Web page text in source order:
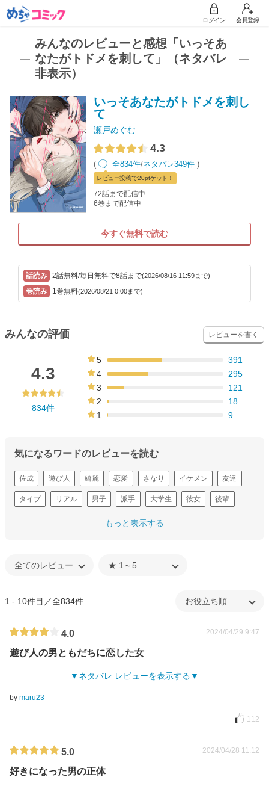
ログイン 会員登録
みんなのレビューと感想「いっそあ
なたがトドメを刺して」（ネタバレ
非表示）
いっそあなたがトドメを刺し
て
瀬戸めぐむ
4.3
( 全834件/ネタバレ349件 )
レビュー投稿で20ptゲット！
72話まで配信中
6巻まで配信中
今すぐ無料で読む
2話無料/毎日無料で8話まで(2026/08/16 11:59まで)
1巻無料(2026/08/21 0:00まで)
みんなの評価 レビューを書く
4.3
834件
5
391
4
295
3
121
2
18
1
9
気になるワードのレビューを読む
佐成 遊び人 綺麗 恋愛 さなり イケメン 友達
タイプ リアル 男子 派手 大学生 彼女 後輩
もっと表示する
1 - 10件目／全834件
4.0 2024/04/29 9:47
遊び人の男ともだちに恋した女
ネタバレ レビューを表示する
by maru23
112
5.0 2024/04/28 11:12
好きになった男の正体